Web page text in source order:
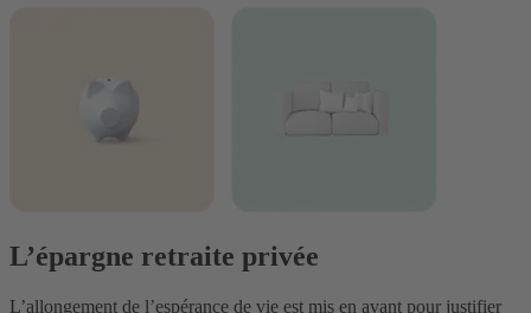
L’épargne retraite privée
L’allongement de l’espérance de vie est mis en avant pour justifier